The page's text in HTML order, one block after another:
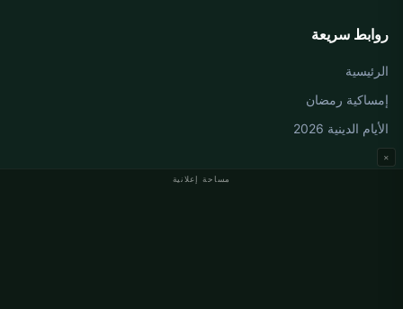
مساحة إعلانية
×
روابط سريعة
الرئيسية
إمساكية رمضان
الأيام الدينية 2026